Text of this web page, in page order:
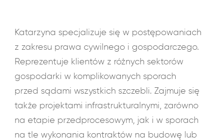
Katarzyna specjalizuje się w postępowaniach
z zakresu prawa cywilnego i gospodarczego.
Reprezentuje klientów z różnych sektorów
gospodarki w komplikowanych sporach
przed sądami wszystkich szczebli. Zajmuje się
także projektami infrastrukturalnymi, zarówno
na etapie przedprocesowym, jak i w sporach
na tle wykonania kontraktów na budowę lub